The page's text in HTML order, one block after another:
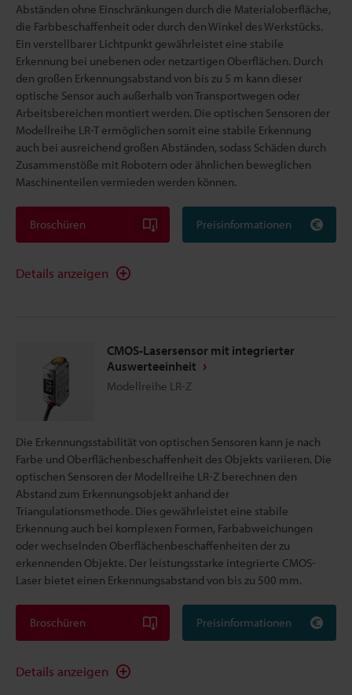
Abständen ohne Einschränkungen durch die Materialoberfläche,
die Farbbeschaffenheit oder durch den Winkel des Werkstücks.
Ein verstellbarer Lichtpunkt gewährleistet eine stabile
Erkennung bei unebenen oder netzartigen Oberflächen. Durch
den großen Erkennungsabstand von bis zu 5 m kann dieser
optische Sensor auch außerhalb von Transportwegen oder
Arbeitsbereichen montiert werden. Die optischen Sensoren der
Modellreihe LR-T ermöglichen somit eine stabile Erkennung
auch bei ausreichend großen Abständen, sodass Schäden durch
Zusammenstöße mit Robotern oder ähnlichen beweglichen
Maschinenteilen vermieden werden können.
Broschüren Preisinformationen
Details anzeigen
CMOS-Lasersensor mit integrierter
Auswerteeinheit
Modellreihe LR-Z
Die Erkennungsstabilität von optischen Sensoren kann je nach
Farbe und Oberflächenbeschaffenheit des Objekts variieren. Die
optischen Sensoren der Modellreihe LR-Z berechnen den
Abstand zum Erkennungsobjekt anhand der
Triangulationsmethode. Dies gewährleistet eine stabile
Erkennung auch bei komplexen Formen, Farbabweichungen
oder wechselnden Oberflächenbeschaffenheiten der zu
erkennenden Objekte. Der leistungsstarke integrierte CMOS-
Laser bietet einen Erkennungsabstand von bis zu 500 mm.
Broschüren Preisinformationen
Details anzeigen